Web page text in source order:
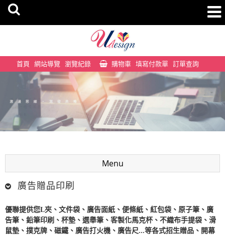
首頁 網站導覽 瀏覽紀錄 購物車 填寫付款單 訂單查詢
Menu
廣告贈品印刷
優聯提供您L夾 、 文件袋 、 廣告面紙 、 便條紙 、 紅包袋 、 原子筆 、 廣
告筆 、 鉛筆印刷 、 杯墊 、 選舉筆 、 客製化馬克杯 、 不織布手提袋 、 滑
鼠墊 、 撲克牌 、 磁鐵 、 廣告打火機 、 廣告尺...等各式招生贈品、開幕